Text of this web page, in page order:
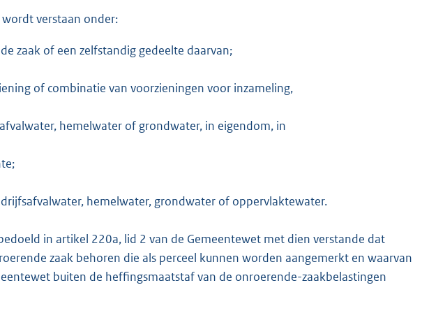
verstaan onder:
zaak of een zelfstandig gedeelte daarvan;
of combinatie van voorzieningen voor inzameling,
hemelwater of grondwater, in eigendom, in
hemelwater, grondwater of oppervlaktewater.
in artikel 220a, lid 2 van de Gemeentewet met dien verstande dat
zaak behoren die als perceel kunnen worden aangemerkt en waarvan
buiten de heffingsmaatstaf van de onroerende-zaakbelastingen